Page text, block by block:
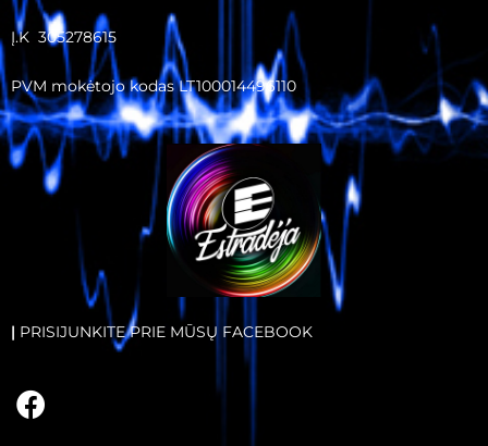
Į.K 305278615
PVM mokėtojo kodas LT100014496110
| PRISIJUNKITE PRIE MŪSŲ FACEBOOK